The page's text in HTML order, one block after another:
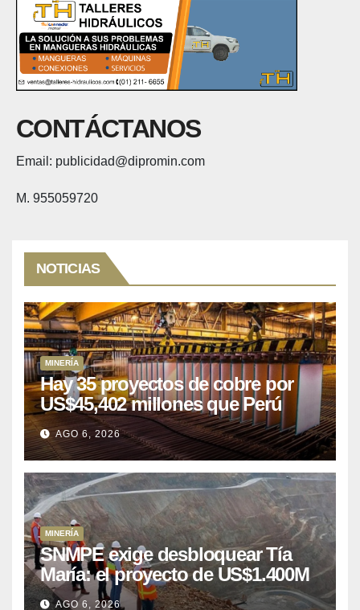
CONTÁCTANOS
Email: publicidad@dipromin.com
M. 955059720
NOTICIAS
MINERÍA
Hay 35 proyectos de cobre por
US$45,402 millones que Perú
puede aprovechar
AGO 6, 2026
MINERÍA
SNMPE exige desbloquear Tía
María: el proyecto de US$1.400M
que Perú lleva 15 años
AGO 6, 2026